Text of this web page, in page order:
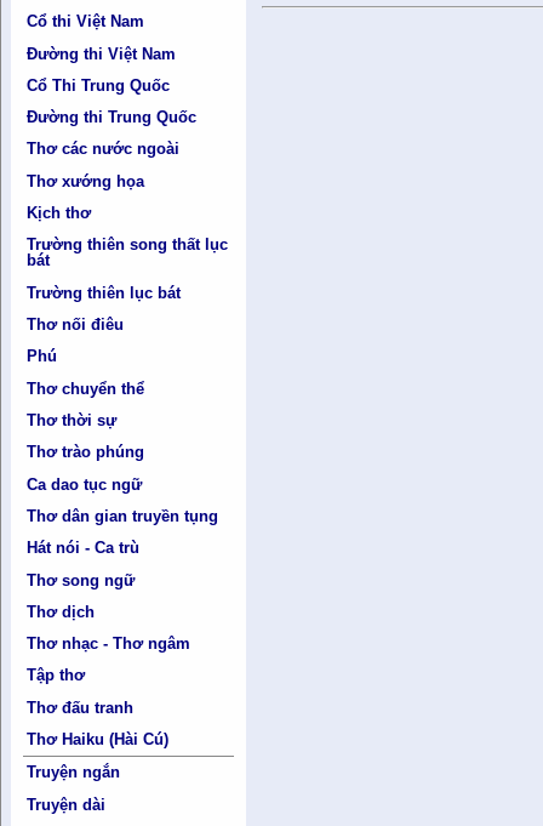
Cổ thi Việt Nam
Đường thi Việt Nam
Cổ Thi Trung Quốc
Đường thi Trung Quốc
Thơ các nước ngoài
Thơ xướng họa
Kịch thơ
Trường thiên song thất lục
bát
Trường thiên lục bát
Thơ nối điêu
Phú
Thơ chuyển thể
Thơ thời sự
Thơ trào phúng
Ca dao tục ngữ
Thơ dân gian truyền tụng
Hát nói - Ca trù
Thơ song ngữ
Thơ dịch
Thơ nhạc - Thơ ngâm
Tập thơ
Thơ đấu tranh
Thơ Haiku (Hài Cú)
Truyện ngắn
Truyện dài